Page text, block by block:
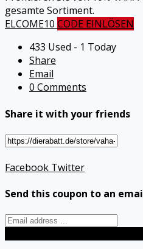
gesamte Sortiment.
ELCOME10 CODE EINLÖSEN
433 Used - 1 Today
Share
Email
0 Comments
Share it with your friends
Facebook Twitter
Send this coupon to an